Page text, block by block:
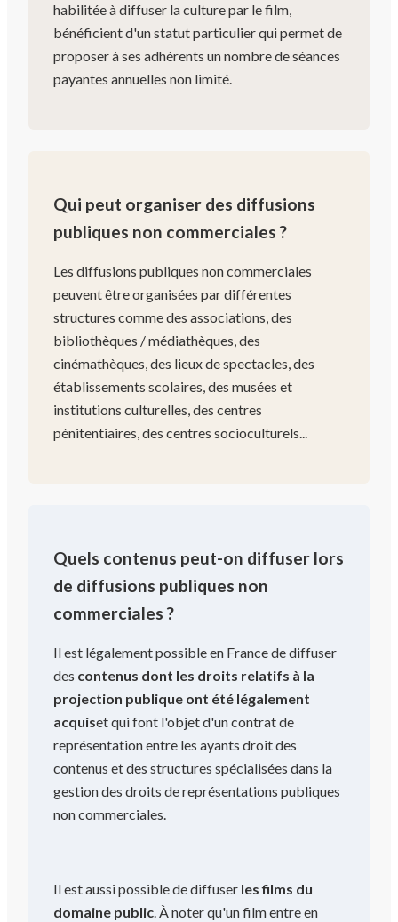
habilitée à diffuser la culture par le film,
bénéficient d'un statut particulier qui permet de
proposer à ses adhérents un nombre de séances
payantes annuelles non limité.
Qui peut organiser des diffusions
publiques non commerciales ?
Les diffusions publiques non commerciales
peuvent être organisées par différentes
structures comme des associations, des
bibliothèques / médiathèques, des
cinémathèques, des lieux de spectacles, des
établissements scolaires, des musées et
institutions culturelles, des centres
pénitentiaires, des centres socioculturels...
Quels contenus peut-on diffuser lors
de diffusions publiques non
commerciales ?
Il est légalement possible en France de diffuser
des contenus dont les droits relatifs à la
projection publique ont été légalement
acquiset qui font l'objet d'un contrat de
représentation entre les ayants droit des
contenus et des structures spécialisées dans la
gestion des droits de représentations publiques
non commerciales.
Il est aussi possible de diffuser les films du
domaine public. À noter qu'un film entre en